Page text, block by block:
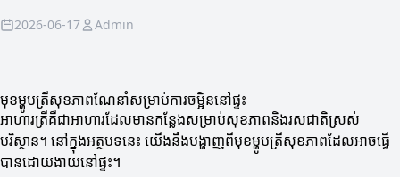
2026-06-17 Admin
មុខម្ហូបត្រីសុខភាពណែនាំសម្រាប់ការចម្អិននៅផ្ទះ
អាហារត្រីគឺជាអាហារដែលមានកន្លែងសម្រាប់សុខភាពនិងរសជាតិស្រស់
បរិស្ថាន។ នៅក្នុងអត្ថបទនេះ យើងនឹងបង្ហាញពីមុខម្ហូបត្រីសុខភាពដែលអាចធ្វើ
បានដោយងាយនៅផ្ទះ។